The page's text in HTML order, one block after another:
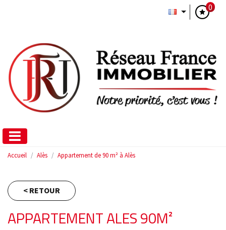
0
Accueil Alès Appartement de 90 m² à Alès
< RETOUR
APPARTEMENT ALES 90M²